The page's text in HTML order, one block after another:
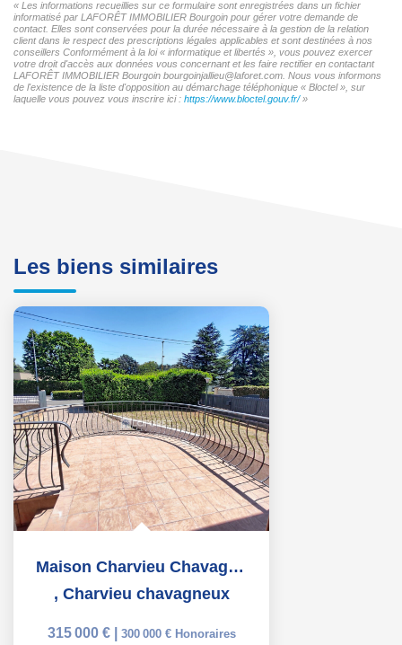
« Les informations recueillies sur ce formulaire sont enregistrées dans un fichier
informatisé par LAFORÊT IMMOBILIER Bourgoin pour gérer votre demande de
contact. Elles sont conservées pour la durée nécessaire à la gestion de la relation
client dans le respect des prescriptions légales applicables et sont destinées à nos
conseillers Conformément à la loi « informatique et libertés », vous pouvez exercer
votre droit d'accès aux données vous concernant et les faire rectifier en contactant
LAFORÊT IMMOBILIER Bourgoin bourgoinjallieu@laforet.com. Nous vous informons
de l'existence de la liste d'opposition au démarchage téléphonique « Bloctel », sur
laquelle vous pouvez vous inscrire ici : https://www.bloctel.gouv.fr/»
Les biens similaires
Maison Charvieu Chavagneux 5 pièce(s) 102.34 m2
, Charvieu chavagneux
315 000 € 300 000 € Honoraires